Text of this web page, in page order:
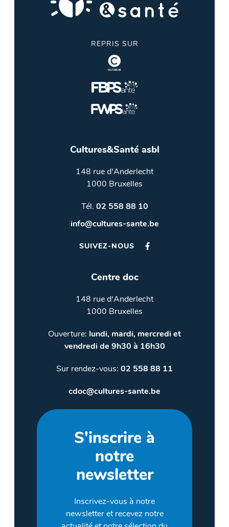
REPRIS SUR
Cultures&Santé asbl
148 rue d'Anderlecht
1000 Bruxelles
Tél. 02 558 88 10
info@cultures-sante.be
SUIVEZ-NOUS
Centre doc
148 rue d'Anderlecht
1000 Bruxelles
Ouverture: lundi, mardi, mercredi et
vendredi de 9h30 à 16h30
Sur rendez-vous: 02 558 88 11
cdoc@cultures-sante.be
S'inscrire à
notre
newsletter
Inscrivez-vous à notre
newsletter et recevez notre